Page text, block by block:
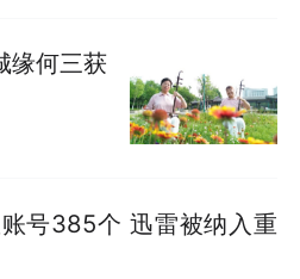
缘何三获
号385个 迅雷被纳入重